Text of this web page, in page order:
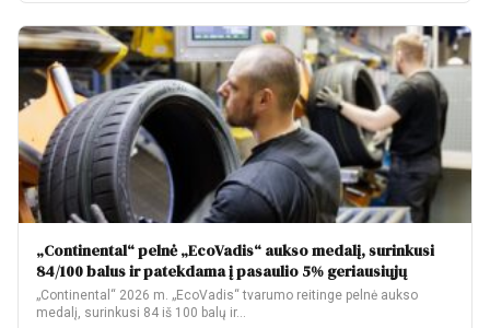
„Continental“ pelnė „EcoVadis“ aukso medalį, surinkusi
84/100 balus ir patekdama į pasaulio 5% geriausiųjų
„Continental“ 2026 m. „EcoVadis“ tvarumo reitinge pelnė aukso
medalį, surinkusi 84 iš 100 balų ir…